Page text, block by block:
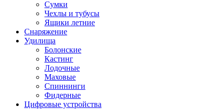
Сумки
Чехлы и тубусы
Ящики летние
Снаряжение
Удилища
Болонские
Кастинг
Лодочные
Маховые
Спиннинги
Фидерные
Цифровые устройства